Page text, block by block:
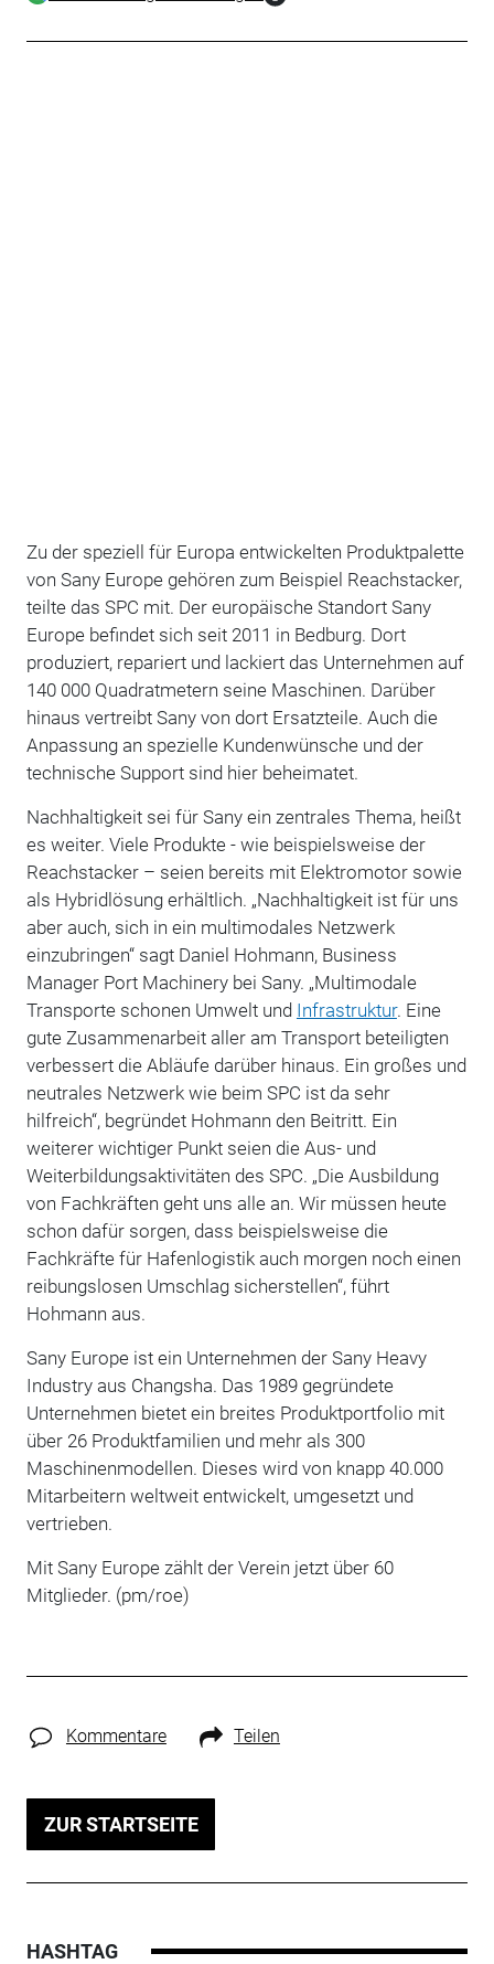
Zu der speziell für Europa entwickelten Produktpalette
von Sany Europe gehören zum Beispiel Reachstacker,
teilte das SPC mit. Der europäische Standort Sany
Europe befindet sich seit 2011 in Bedburg. Dort
produziert, repariert und lackiert das Unternehmen auf
140 000 Quadratmetern seine Maschinen. Darüber
hinaus vertreibt Sany von dort Ersatzteile. Auch die
Anpassung an spezielle Kundenwünsche und der
technische Support sind hier beheimatet.
Nachhaltigkeit sei für Sany ein zentrales Thema, heißt
es weiter. Viele Produkte - wie beispielsweise der
Reachstacker – seien bereits mit Elektromotor sowie
als Hybridlösung erhältlich. „Nachhaltigkeit ist für uns
aber auch, sich in ein multimodales Netzwerk
einzubringen“ sagt Daniel Hohmann, Business
Manager Port Machinery bei Sany. „Multimodale
Transporte schonen Umwelt und Infrastruktur. Eine
gute Zusammenarbeit aller am Transport beteiligten
verbessert die Abläufe darüber hinaus. Ein großes und
neutrales Netzwerk wie beim SPC ist da sehr
hilfreich“, begründet Hohmann den Beitritt. Ein
weiterer wichtiger Punkt seien die Aus- und
Weiterbildungsaktivitäten des SPC. „Die Ausbildung
von Fachkräften geht uns alle an. Wir müssen heute
schon dafür sorgen, dass beispielsweise die
Fachkräfte für Hafenlogistik auch morgen noch einen
reibungslosen Umschlag sicherstellen“, führt
Hohmann aus.
Sany Europe ist ein Unternehmen der Sany Heavy
Industry aus Changsha. Das 1989 gegründete
Unternehmen bietet ein breites Produktportfolio mit
über 26 Produktfamilien und mehr als 300
Maschinenmodellen. Dieses wird von knapp 40.000
Mitarbeitern weltweit entwickelt, umgesetzt und
vertrieben.
Mit Sany Europe zählt der Verein jetzt über 60
Mitglieder. (pm/roe)
Kommentare Teilen
ZUR STARTSEITE
HASHTAG